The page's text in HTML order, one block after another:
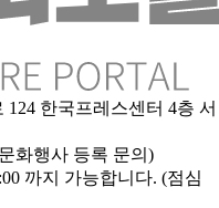
한국프레스센터 4층 서
화행사 등록 문의)
까지 가능합니다. (점심